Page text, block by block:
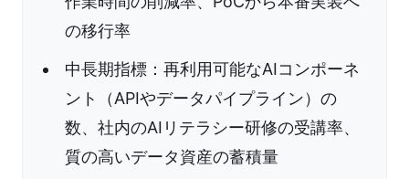
の移行率
中長期指標：再利用可能なAIコンポーネ
ント（APIやデータパイプライン）の
数、社内のAIリテラシー研修の受講率、
質の高いデータ資産の蓄積量